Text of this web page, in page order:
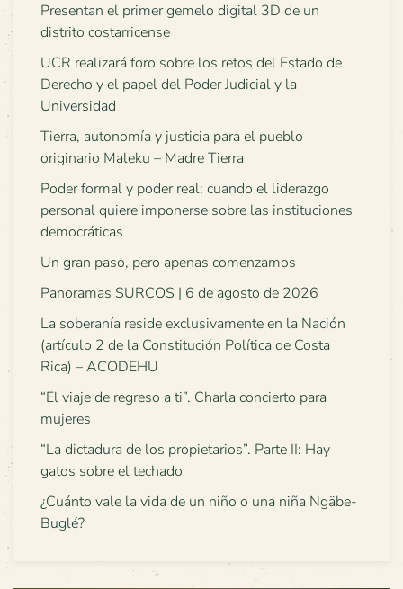
Presentan el primer gemelo digital 3D de un
distrito costarricense
UCR realizará foro sobre los retos del Estado de
Derecho y el papel del Poder Judicial y la
Universidad
Tierra, autonomía y justicia para el pueblo
originario Maleku – Madre Tierra
Poder formal y poder real: cuando el liderazgo
personal quiere imponerse sobre las instituciones
democráticas
Un gran paso, pero apenas comenzamos
Panoramas SURCOS | 6 de agosto de 2026
La soberanía reside exclusivamente en la Nación
(artículo 2 de la Constitución Política de Costa
Rica) – ACODEHU
“El viaje de regreso a ti”. Charla concierto para
mujeres
“La dictadura de los propietarios”. Parte II: Hay
gatos sobre el techado
¿Cuánto vale la vida de un niño o una niña Ngäbe-
Buglé?